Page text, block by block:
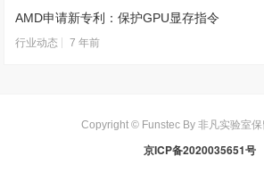
AMD申请新专利：保护GPU显存指令
行业动态 7 年前
Copyright © Funstec By 非凡实验室保
京ICP备2020035651号